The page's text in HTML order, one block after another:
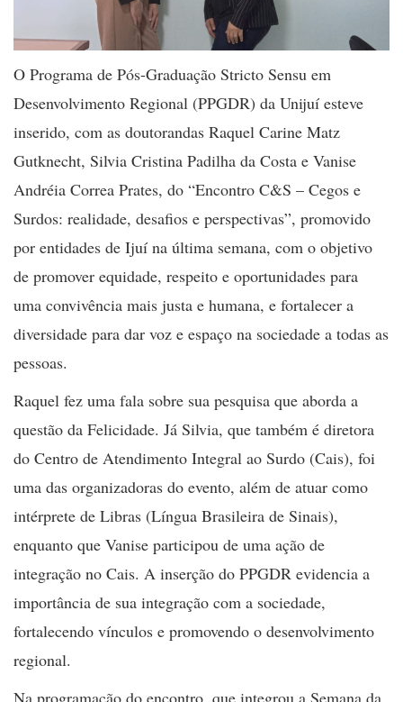
O Programa de Pós-Graduação Stricto Sensu em
Desenvolvimento Regional (PPGDR) da Unijuí esteve
inserido, com as doutorandas Raquel Carine Matz
Gutknecht, Silvia Cristina Padilha da Costa e Vanise
Andréia Correa Prates, do “Encontro C&S – Cegos e
Surdos: realidade, desafios e perspectivas”, promovido
por entidades de Ijuí na última semana, com o objetivo
de promover equidade, respeito e oportunidades para
uma convivência mais justa e humana, e fortalecer a
diversidade para dar voz e espaço na sociedade a todas as
pessoas.
Raquel fez uma fala sobre sua pesquisa que aborda a
questão da Felicidade. Já Silvia, que também é diretora
do Centro de Atendimento Integral ao Surdo (Cais), foi
uma das organizadoras do evento, além de atuar como
intérprete de Libras (Língua Brasileira de Sinais),
enquanto que Vanise participou de uma ação de
integração no Cais. A inserção do PPGDR evidencia a
importância de sua integração com a sociedade,
fortalecendo vínculos e promovendo o desenvolvimento
regional.